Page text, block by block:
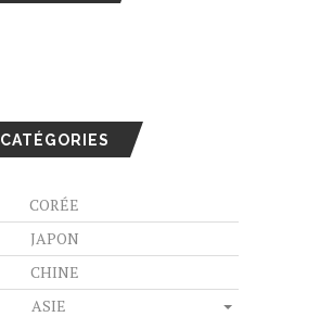
CATÉGORIES
CORÉE
JAPON
CHINE
ASIE